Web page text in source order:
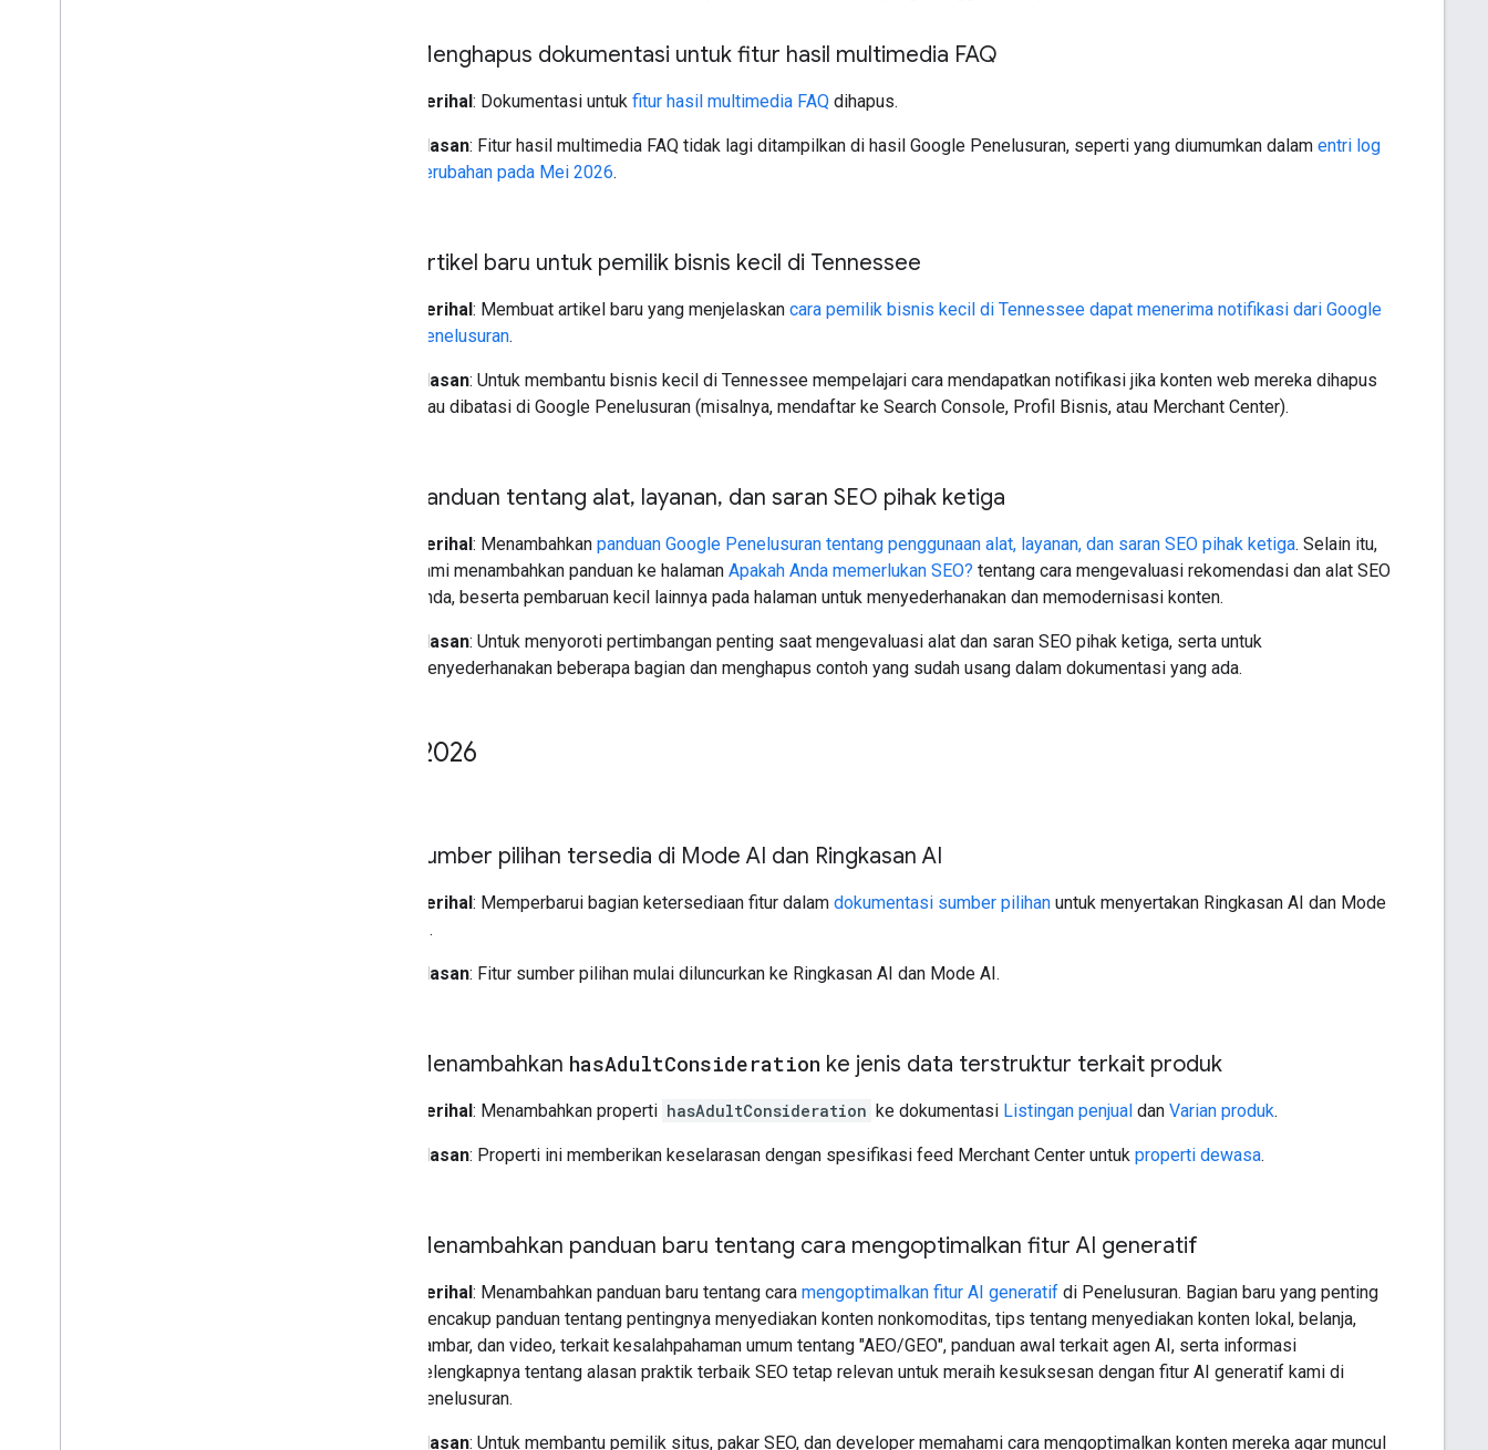
Menghapus dokumentasi untuk fitur hasil multimedia FAQ
Perihal: Dokumentasi untuk fitur hasil multimedia FAQ dihapus.
Alasan: Fitur hasil multimedia FAQ tidak lagi ditampilkan di hasil Google Penelusuran, seperti yang diumumkan dalam entri log
perubahan pada Mei 2026.
Artikel baru untuk pemilik bisnis kecil di Tennessee
Perihal: Membuat artikel baru yang menjelaskan cara pemilik bisnis kecil di Tennessee dapat menerima notifikasi dari Google
Penelusuran.
Alasan: Untuk membantu bisnis kecil di Tennessee mempelajari cara mendapatkan notifikasi jika konten web mereka dihapus
atau dibatasi di Google Penelusuran (misalnya, mendaftar ke Search Console, Profil Bisnis, atau Merchant Center).
Panduan tentang alat, layanan, dan saran SEO pihak ketiga
Perihal: Menambahkan panduan Google Penelusuran tentang penggunaan alat, layanan, dan saran SEO pihak ketiga. Selain itu,
kami menambahkan panduan ke halaman Apakah Anda memerlukan SEO? tentang cara mengevaluasi rekomendasi dan alat SEO
Anda, beserta pembaruan kecil lainnya pada halaman untuk menyederhanakan dan memodernisasi konten.
Alasan: Untuk menyoroti pertimbangan penting saat mengevaluasi alat dan saran SEO pihak ketiga, serta untuk
menyederhanakan beberapa bagian dan menghapus contoh yang sudah usang dalam dokumentasi yang ada.
Mei 2026
Sumber pilihan tersedia di Mode AI dan Ringkasan AI
Perihal: Memperbarui bagian ketersediaan fitur dalam dokumentasi sumber pilihan untuk menyertakan Ringkasan AI dan Mode
AI.
Alasan: Fitur sumber pilihan mulai diluncurkan ke Ringkasan AI dan Mode AI.
Menambahkan hasAdultConsideration ke jenis data terstruktur terkait produk
Perihal: Menambahkan properti hasAdultConsideration ke dokumentasi Listingan penjual dan Varian produk.
Alasan: Properti ini memberikan keselarasan dengan spesifikasi feed Merchant Center untuk properti dewasa.
Menambahkan panduan baru tentang cara mengoptimalkan fitur AI generatif
Perihal: Menambahkan panduan baru tentang cara mengoptimalkan fitur AI generatif di Penelusuran. Bagian baru yang penting
mencakup panduan tentang pentingnya menyediakan konten nonkomoditas, tips tentang menyediakan konten lokal, belanja,
gambar, dan video, terkait kesalahpahaman umum tentang "AEO/GEO", panduan awal terkait agen AI, serta informasi
selengkapnya tentang alasan praktik terbaik SEO tetap relevan untuk meraih kesuksesan dengan fitur AI generatif kami di
Penelusuran.
Alasan: Untuk membantu pemilik situs, pakar SEO, dan developer memahami cara mengoptimalkan konten mereka agar muncul